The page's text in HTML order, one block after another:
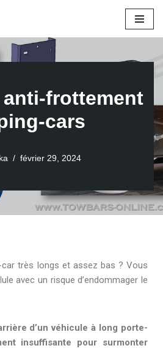
frottement
cars
février 29, 2024
très longs et assez bas ? Vous
avec un risque d’endommager le
d’un véhicule à long porte-
insuffisante pour surmonter